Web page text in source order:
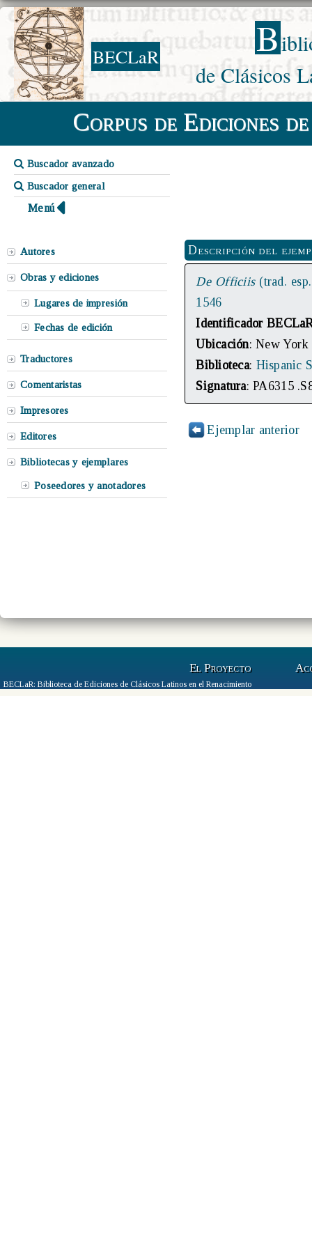
BECLaR B
de Clásicos
Corpus de Ediciones
Buscador avanzado
Buscador general
Menú
Autores
Obras y ediciones
Lugares de impresión
Fechas de edición
Traductores
Comentaristas
Impresores
Editores
Bibliotecas y ejemplares
Poseedores y anotadores
Descripción del
De Officiis(trad.
1546
Identificador
Ubicación: New
Biblioteca: Hispanic
Signatura: PA6315
Ejemplar anterior
El Proyecto
BECLaR: Biblioteca de Ediciones de Clásicos Latinos en el Renacimiento